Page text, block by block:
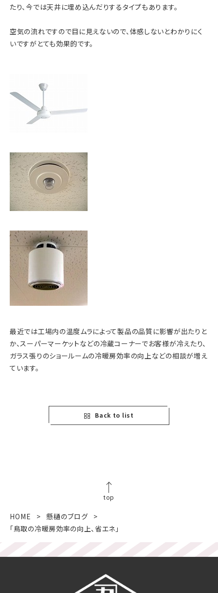
たり、今では天井に埋め込んだりするタイプもあります。
空気の流れですので目に見えないので、体感しないとわかりにく
いですがとても効果的です。
最近では工場内の温度ムラによって製品の品質に影響が出たりと
か、スーパーマーケットなどの冷蔵コーナーでお客様が冷えたり、
ガラス張りのショールームの冷暖房効率の向上などの相談が増え
ています。
Back to list
top
HOME
懸樋のブログ
「鳥取の冷暖房効率の向上、省エネ」